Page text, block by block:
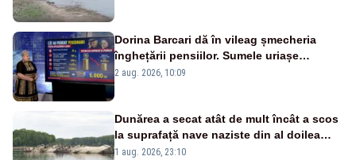
Dorina Barcari dă în vileag șmecheria
înghețării pensiilor. Sumele uriașe
pierdute de fiecare român
2 aug. 2026, 10:09
Dunărea a secat atât de mult încât a scos
la suprafață nave naziste din al doilea
război mondial
1 aug. 2026, 23:10